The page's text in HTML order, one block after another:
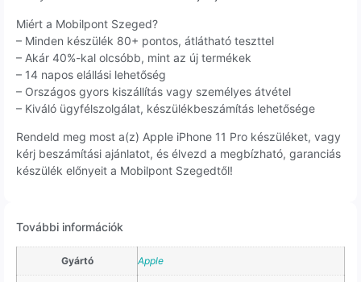
Miért a Mobilpont Szeged?
– Minden készülék 80+ pontos, átlátható teszttel
– Akár 40%-kal olcsóbb, mint az új termékek
– 14 napos elállási lehetőség
– Országos gyors kiszállítás vagy személyes átvétel
– Kiváló ügyfélszolgálat, készülékbeszámítás lehetősége
Rendeld meg most a(z) Apple iPhone 11 Pro készüléket, vagy
kérj beszámítási ajánlatot, és élvezd a megbízható, garanciás
készülék előnyeit a Mobilpont Szegedtől!
További információk
Gyártó Apple